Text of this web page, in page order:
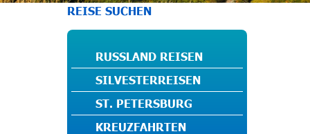
REISE SUCHEN
RUSSLAND REISEN
SILVESTERREISEN
ST. PETERSBURG
KREUZFAHRTEN